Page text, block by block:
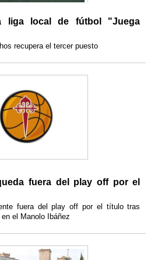
liga local de fútbol "Juega
recupera el tercer puesto
fuera del play off por el
fuera del play off por el título tras
el Manolo Ibáñez